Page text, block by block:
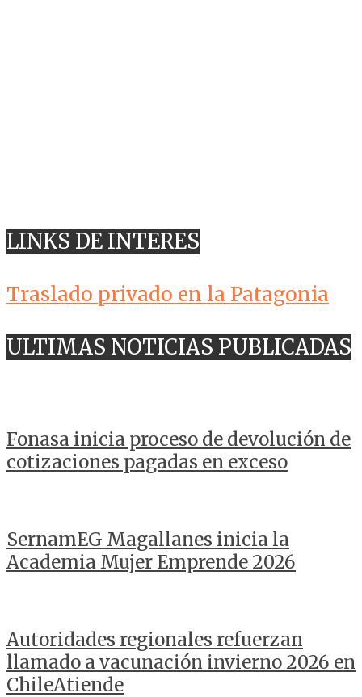
LINKS DE INTERES
Traslado privado en la Patagonia
ULTIMAS NOTICIAS PUBLICADAS
Fonasa inicia proceso de devolución de
cotizaciones pagadas en exceso
SernamEG Magallanes inicia la
Academia Mujer Emprende 2026
Autoridades regionales refuerzan
llamado a vacunación invierno 2026 en
ChileAtiende